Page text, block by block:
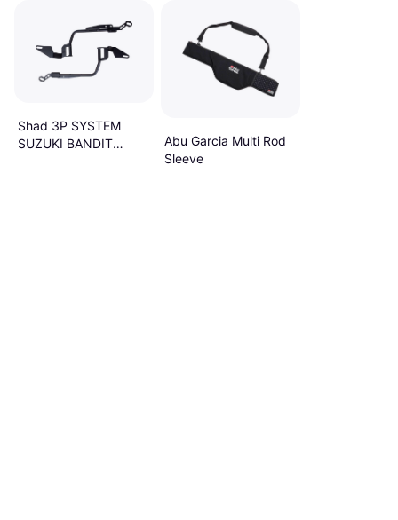
Shad 3P SYSTEM
SUZUKI BANDIT
Abu Garcia Multi Rod
Sleeve